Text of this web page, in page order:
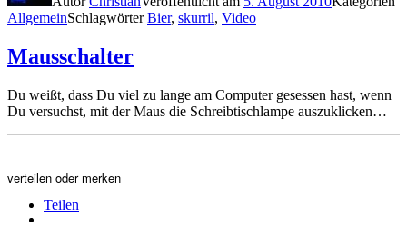
AllgemeinSchlagwörterBier, skurril, Video
Mausschalter
Du weißt, dass Du viel zu lange am Computer gesessen hast, wenn
Du versuchst, mit der Maus die Schreibtischlampe auszuklicken…
verteilen oder merken
Teilen